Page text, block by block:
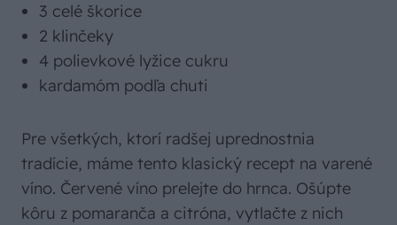
3 celé škorice
2 klinčeky
4 polievkové lyžice cukru
kardamóm podľa chuti
Pre všetkých, ktorí radšej uprednostnia
tradície, máme tento klasický recept na varené
víno. Červené víno prelejte do hrnca. Ošúpte
kôru z pomaranča a citróna, vytlačte z nich